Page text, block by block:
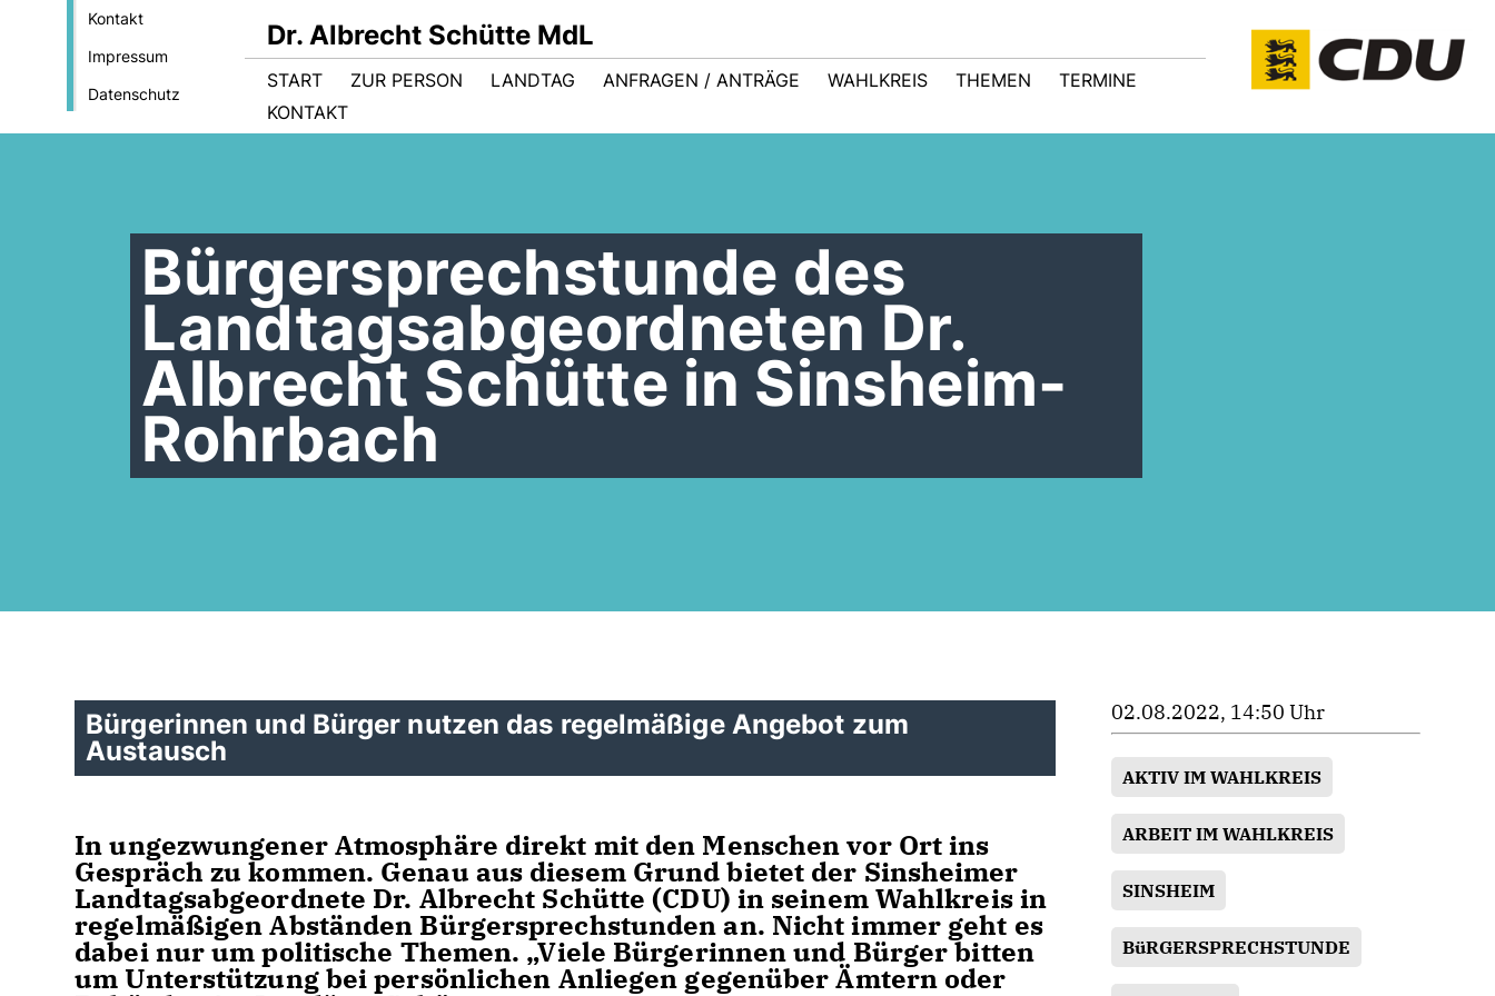
Kontakt
Impressum
Datenschutz
Dr. Albrecht Schütte MdL
START ZUR PERSON LANDTAG ANFRAGEN / ANTRÄGE WAHLKREIS THEMEN
TERMINE
KONTAKT
Bürgersprechstunde des
Landtagsabgeordneten Dr.
Albrecht Schütte in Sinsheim-
Rohrbach
Bürgerinnen und Bürger nutzen das regelmäßige Angebot zum
Austausch
In ungezwungener Atmosphäre direkt mit den Menschen vor Ort ins
Gespräch zu kommen. Genau aus diesem Grund bietet der Sinsheimer
Landtagsabgeordnete Dr. Albrecht Schütte (CDU) in seinem Wahlkreis in
regelmäßigen Abständen Bürgersprechstunden an. Nicht immer geht es
dabei nur um politische Themen. „Viele Bürgerinnen und Bürger bitten
um Unterstützung bei persönlichen Anliegen gegenüber Ämtern oder
02.08.2022, 14:50 Uhr
AKTIV IM WAHLKREIS
ARBEIT IM WAHLKREIS
SINSHEIM
BüRGERSPRECHSTUNDE